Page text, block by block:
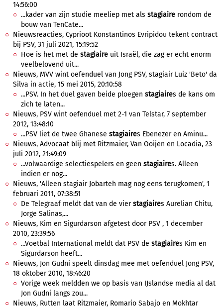
14:56:00
...kader van zijn studie meeliep met als stagiaire rondom de
bouw van TenCate...
Nieuwsreacties, Cyprioot Konstantinos Evripidou tekent contract
bij PSV, 31 juli 2021, 15:19:52
Hoe is het met de stagiaire uit Israël, die zag er echt enorm
veelbelovend uit...
Nieuws, MVV wint oefenduel van Jong PSV, stagiair Luiz 'Beto' da
Silva in actie, 15 mei 2015, 20:10:58
...PSV. In het duel gaven beide ploegen stagiaires de kans om
zich te laten...
Nieuws, PSV wint oefenduel met 2-1 van Telstar, 7 september
2012, 13:48:10
...PSV liet de twee Ghanese stagiaires Ebenezer en Aminu...
Nieuws, Advocaat blij met Ritzmaier, Van Ooijen en Locadia, 23
juli 2012, 21:49:09
...volwaardige selectiespelers en geen stagiaires. Alleen
indien er nog...
Nieuws, 'Alleen stagiair Jobarteh mag nog eens terugkomen', 1
februari 2011, 07:38:51
De Telegraaf meldt dat van de vierstagiaires Aurelian Chitu,
Jorge Salinas,...
Nieuws, Kim en Sigurdarson afgetest door PSV , 1 december
2010, 23:39:56
...Voetbal International meldt dat PSV de stagiaires Kim en
Sigurdarson heeft...
Nieuws, Jon Gudni speelt dinsdag mee met oefenduel Jong PSV,
18 oktober 2010, 18:46:20
Vorige week meldden we op basis van IJslandse media al dat
Jon Gudni langs zou...
Nieuws, Rutten laat Ritzmaier, Romario Sabajo en Mokhtar